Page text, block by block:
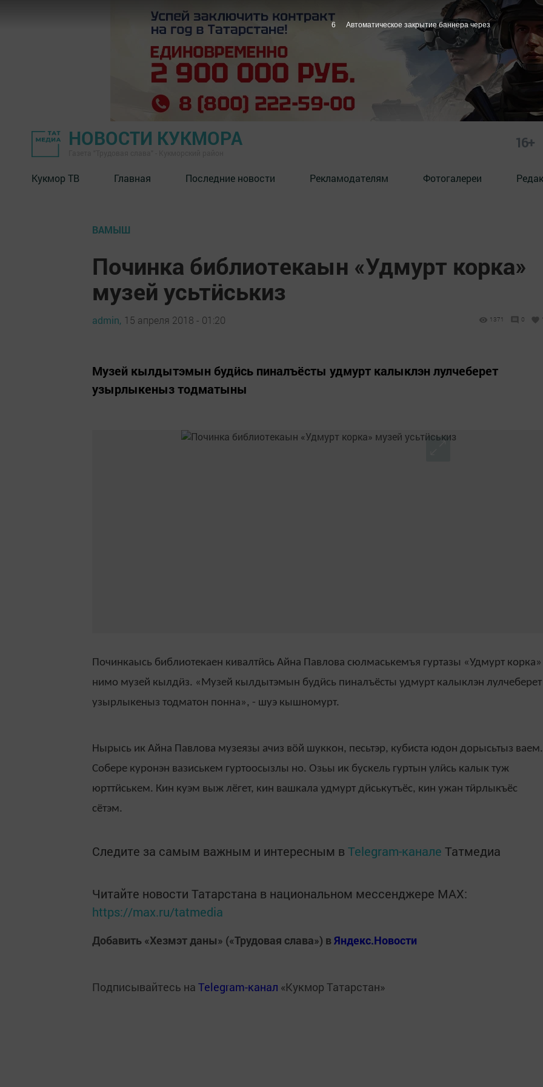
НОВОСТИ КУКМОРА 16+
Кукмор ТВ Главная Последние новости Рекламодателям Фотогалереи
ВАМЫШ
Починка библиотекаын «Удмурт корка»
музей усьтӥськиз
admin, 15 апреля 2018 - 01:20 1371 0
Музей кылдытэмын будӥсь пиналъёсты удмурт калыклэн лулчеберет
узырлыкеныз тодматыны
Починкаысь библиотекаен кивалтӥсь Айна Павлова сюлмаськемъя гуртазы «Удмурт корка»
нимо музей кылдӥз. «Музей кылдытэмын будӥсь пиналъёсты удмурт калыклэн лулчеберет
узырлыкеныз тодматон понна», - шуэ кышномурт.
Нырысь ик Айна Павлова музеязы ачиз вӧй шуккон, песьтэр, кубиста юдон дорысьтыз ваем.
Собере куронэн вазиськем гуртоосызлы но. Озьы ик бускель гуртын улӥсь калык туж
юрттӥськем. Кин куэм выж лёгет, кин вашкала удмурт дӥськутъёс, кин ужан тӥрлыкъёс
сётэм.
Следите за самым важным и интересным в Telegram-канале Татмедиа
Читайте новости Татарстана в национальном мессенджере MАХ:
https://max.ru/tatmedia
Добавить «Хезмэт даны» («Трудовая слава») вЯндекс.Новости
Подписывайтесь на Telegram-канал «Кукмор Татарстан»
5 Автоматическое закрытие баннера через